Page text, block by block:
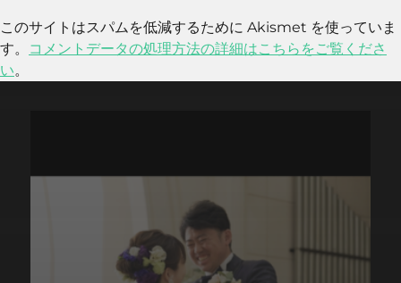
このサイトはスパムを低減するために Akismet を使っていま
す。
コメントデータの処理方法の詳細はこちらをご覧くださ
い。